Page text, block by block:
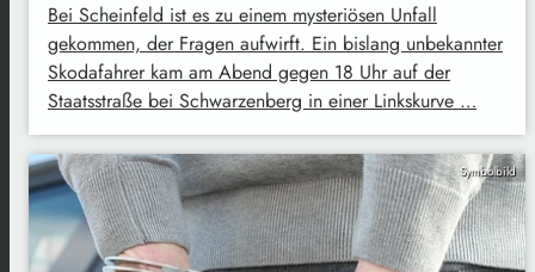
Bei Scheinfeld ist es zu einem mysteriösen Unfall
gekommen, der Fragen aufwirft. Ein bislang unbekannter
Skodafahrer kam am Abend gegen 18 Uhr auf der
Staatsstraße bei Schwarzenberg in einer Linkskurve …
Symbolbild